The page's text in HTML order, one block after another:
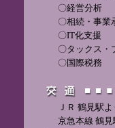
〇経営分析
〇相続・事業
〇IT化支援
〇タックス・
〇国際税務
ＪＲ 鶴見
京急本線